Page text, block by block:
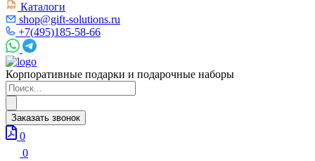
Каталоги
shop@gift-solutions.ru
+7(495)185-58-66
Корпоративные подарки и подарочные наборы
Поиск
товаров
Заказать звонок
0
0